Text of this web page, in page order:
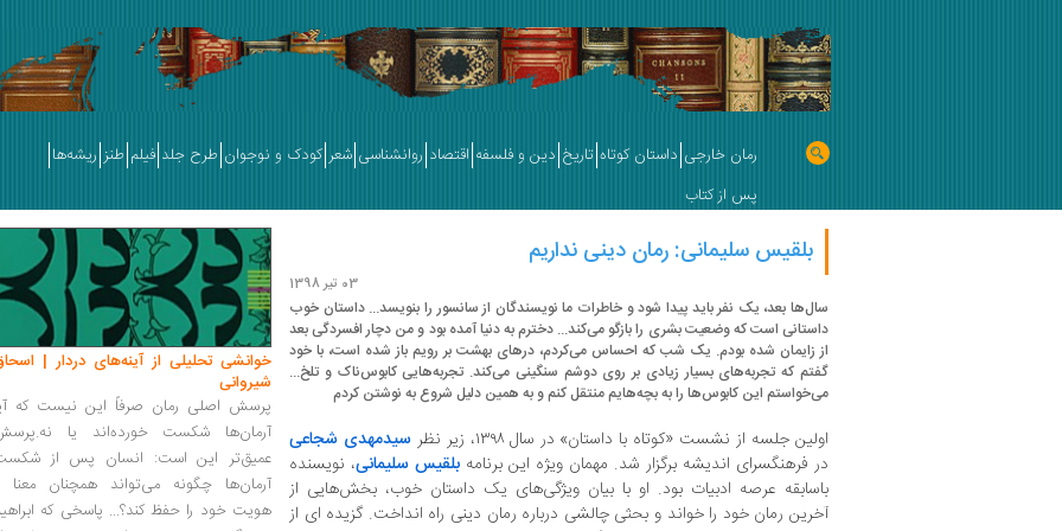
رمان خارجی داستان کوتاه تاریخ دین و فلسفه اقتصاد روانشناسی شعر کودک و نوجوان طرح جلد فیلم طنز ریشه‌ها
پس از کتاب
بلقیس سلیمانی: رمان دینی نداریم
03 تیر 1398
سال‌ها بعد، یک نفر باید پیدا شود و خاطرات ما نویسندگان از سانسور را بنویسد... داستان خوب
داستانی است که وضعیت بشری را بازگو می‌کند... دخترم به دنیا آمده بود و من دچار افسردگی بعد
از زایمان شده بودم. یک شب که احساس می‌کردم، درهای بهشت بر رویم باز شده است، با خود
گفتم که تجربه‌های بسیار زیادی بر روی دوشم سنگینی می‌کند. تجربه‌هایی کابوس‌ناک و تلخ...
می‌خواستم این کابوس‌ها را به بچه‌هایم منتقل کنم و به همین دلیل شروع به نوشتن کردم
اولین جلسه از نشست «کوتاه با داستان» در سال ۱۳۹۸، زیر نظر
سیدمهدی شجاعی
در فرهنگسرای اندیشه برگزار شد. مهمان ویژه این برنامه بلقیس سلیمانی، نویسنده
باسابقه عرصه ادبیات بود. او با بیان ویژگی‌های یک داستان خوب، بخش‌هایی از
آخرین رمان خود را خواند و بحثی چالشی درباره رمان دینی راه انداخت. گزیده ای از
خوانشی تحلیلی از آینه‌های دردار |
شیروانی
پرسش اصلی رمان صرفاً این نیست که
آرمان‌ها شکست خورده‌اند یا
عمیق‌تر این است: انسان پس از
آرمان‌ها چگونه می‌تواند همچنان معنا
هویت خود را حفظ کند؟... پاسخی که